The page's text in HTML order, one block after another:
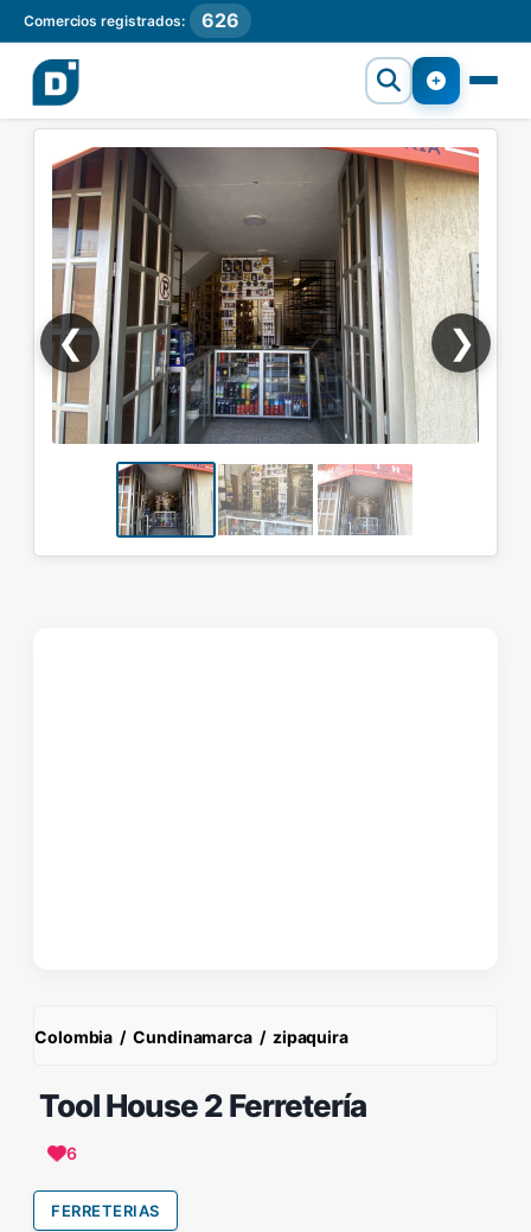
Comercios registrados: 626
❮ ❯
Colombia / Cundinamarca / zipaquira
Tool House 2 Ferretería
6
FERRETERIAS